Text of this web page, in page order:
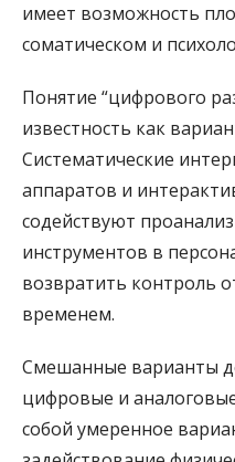
имеет возможность
соматическом и
Понятие “цифрового
известность как
Систематические
аппаратов и
содействуют
инструментов в
возвратить контроль
временем.
Смешанные варианты
цифровые и
собой умеренное